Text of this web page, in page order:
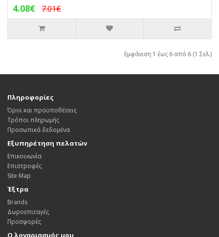
4.08€ 7.01€
Εμφάνιση 1 έως 6 από 6 (1 Σελ.)
Πληροφορίες
Όροι και προϋποθέσεις
Τρόποι πληρωμής
Προσωπικά δεδομένα
Εξυπηρέτηση πελατών
Επικοινωνία
Επιστροφές
Site Map
Έξτρα
Brands
Δωροεπιταγές
Προσφορές
Ο λογαριασμός μου